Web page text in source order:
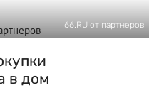
66.RU от партнеров
в дом